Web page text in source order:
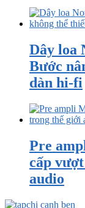
Dây loa
Bước
dàn hi-fi
Pre
cấp
audio